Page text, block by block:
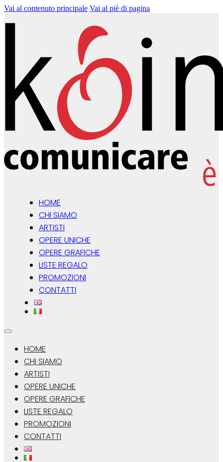
Vai al contenuto principale Vai al piè di pagina
HOME
CHI SIAMO
ARTISTI
OPERE UNICHE
OPERE GRAFICHE
LISTE REGALO
PROMOZIONI
CONTATTI
HOME
CHI SIAMO
ARTISTI
OPERE UNICHE
OPERE GRAFICHE
LISTE REGALO
PROMOZIONI
CONTATTI